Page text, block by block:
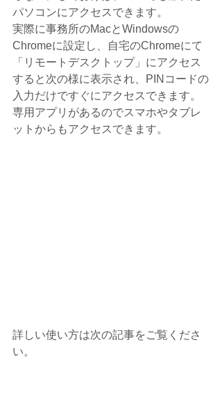
パソコンにアクセスできます。
実際に事務所のMacとWindowsの
Chromeに設定し、自宅のChromeにて
「リモートデスクトップ」にアクセス
すると次の様に表示され、PINコードの
入力だけですぐにアクセスできます。
専用アプリがあるのでスマホやタブレ
ットからもアクセスできます。
詳しい使い方は次の記事をご覧くださ
い。